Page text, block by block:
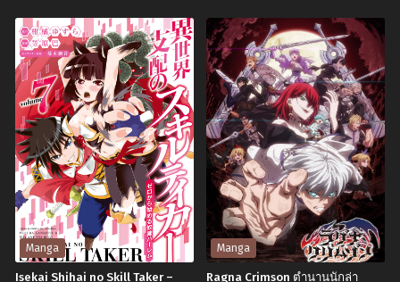
Chapter 148
ธันวาคม 3, 2023
Chapter 147
ธันวาคม 3, 2023
Chapter 146
ธันวาคม 3, 2023
Chapter 145
ธันวาคม 3, 2023
Chapter 144
ธันวาคม 3, 2023
Chapter 143
ธันวาคม 3, 2023
Chapter 142
ธันวาคม 3, 2023
Chapter 141
ธันวาคม 3, 2023
Chapter 140
ธันวาคม 3, 2023
Chapter 139
ธันวาคม 3, 2023
Manga
Isekai Shihai no Skill Taker –
Manga
Ragna Crimson ตำนานนักล่า